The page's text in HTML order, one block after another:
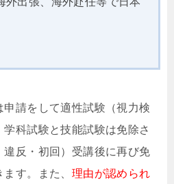
請をして適性試験（視力検
科試験と技能試験は免除さ
反・初回）受講後に再び免
す。また、 理由が認められ